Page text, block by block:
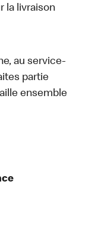
la livraison
au service-
partie
ensemble